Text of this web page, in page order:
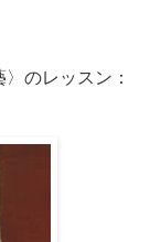
のレッスン：